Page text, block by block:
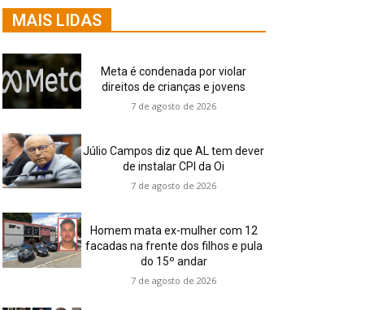
MAIS LIDAS
Meta é condenada por violar
direitos de crianças e jovens
7 de agosto de 2026
Júlio Campos diz que AL tem dever
de instalar CPI da Oi
7 de agosto de 2026
Homem mata ex-mulher com 12
facadas na frente dos filhos e pula
do 15º andar
7 de agosto de 2026